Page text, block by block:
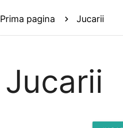
Prima pagina Jucarii
Jucarii